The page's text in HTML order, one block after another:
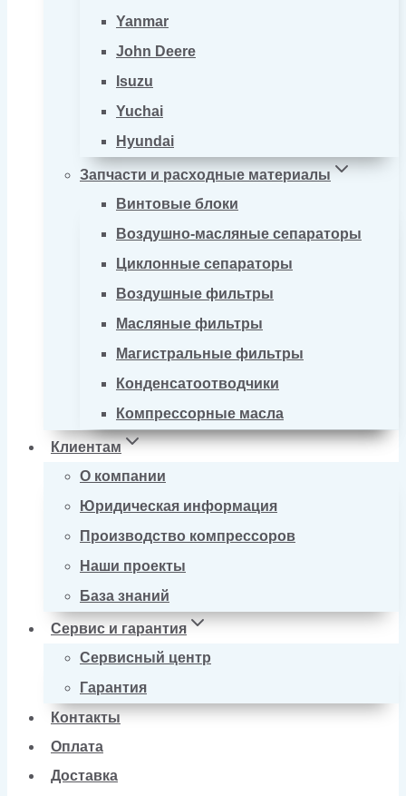
Yanmar
John Deere
Isuzu
Yuchai
Hyundai
Запчасти и расходные материалы
Винтовые блоки
Воздушно-масляные сепараторы
Циклонные сепараторы
Воздушные фильтры
Масляные фильтры
Магистральные фильтры
Конденсатоотводчики
Компрессорные масла
Клиентам
О компании
Юридическая информация
Производство компрессоров
Наши проекты
База знаний
Сервис и гарантия
Сервисный центр
Гарантия
Контакты
Оплата
Доставка